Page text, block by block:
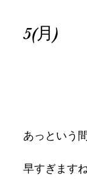
5(月)
あっという
早すぎます